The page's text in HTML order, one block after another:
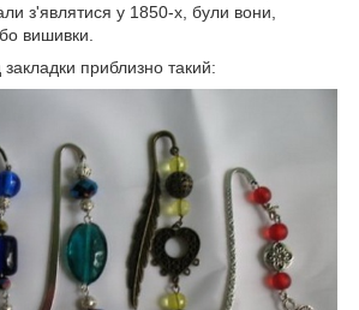
з'являтися у 1850-х, були вони,
вишивки.
приблизно такий: